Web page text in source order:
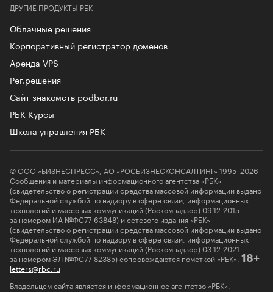
ДРУГИЕ ПРОДУКТЫ РБК
Облачные решения
Корпоративный регистратор доменов
Аренда VPS
Рег.решения
Сайт знакомств podbor.ru
РБК Курсы
Школа управления РБК
© ООО «БИЗНЕСПРЕСС», АО «РОСБИЗНЕСКОНСАЛТИНГ» 1995–2026
Сообщения и материалы информационного агентства «РБК»
(свидетельство о регистрации средства массовой информации выдано
Федеральной службой по надзору в сфере связи, информационных
технологий и массовых коммуникаций (Роскомнадзор) 09.12.2015
за номером ИА №ФС77-63848) и сетевого издания «РБК»
(свидетельство о регистрации средства массовой информации выдано
Федеральной службой по надзору в сфере связи, информационных
технологий и массовых коммуникаций (Роскомнадзор) 03.12.2021
за номером ЭЛ №ФС77-82385) сопровождаются пометкой «РБК». 18+
letters@rbc.ru
Владельцем сайта является информационное агентство «РБК».